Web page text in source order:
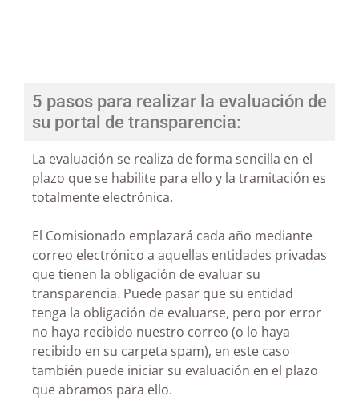
5 pasos para realizar la evaluación de
su portal de transparencia:
La evaluación se realiza de forma sencilla en el
plazo que se habilite para ello y la tramitación es
totalmente electrónica.
El Comisionado emplazará cada año mediante
correo electrónico a aquellas entidades privadas
que tienen la obligación de evaluar su
transparencia. Puede pasar que su entidad
tenga la obligación de evaluarse, pero por error
no haya recibido nuestro correo (o lo haya
recibido en su carpeta spam), en este caso
también puede iniciar su evaluación en el plazo
que abramos para ello.